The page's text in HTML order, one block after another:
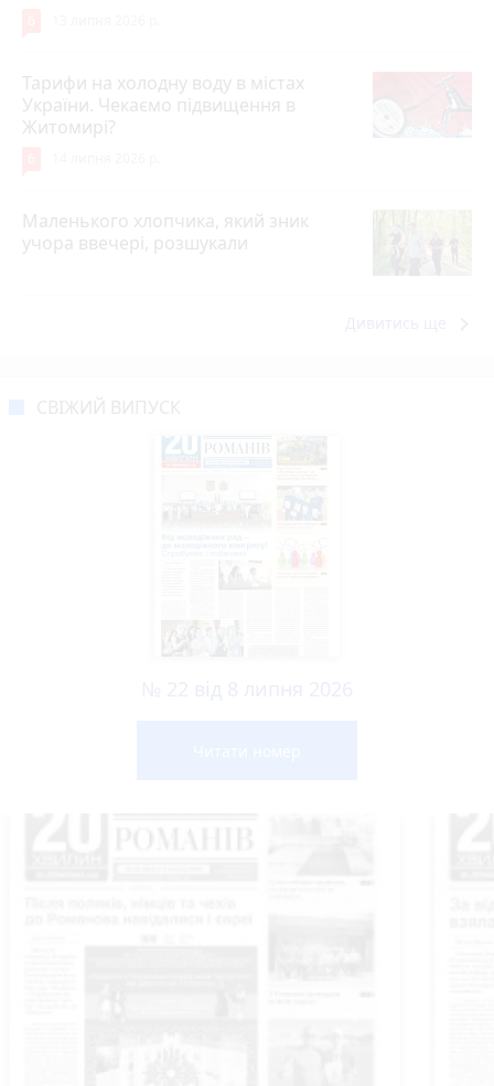
Тарифи на холодну воду в містах
України. Чекаємо підвищення в
Житомирі?
Маленького хлопчика, який зник
учора ввечері, розшукали